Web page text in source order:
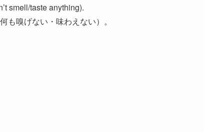
smell/taste anything).
も嗅げない・味わえない）。